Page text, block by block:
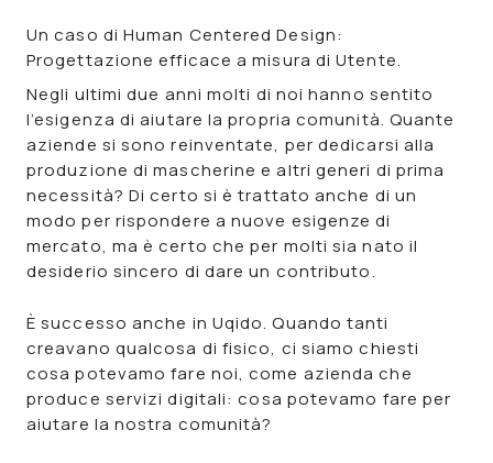
Un caso di Human Centered Design:
Progettazione efficace a misura di Utente.
Negli ultimi due anni molti di noi hanno sentito
l’esigenza di aiutare la propria comunità. Quante
aziende si sono reinventate, per dedicarsi alla
produzione di mascherine e altri generi di prima
necessità? Di certo si è trattato anche di un
modo per rispondere a nuove esigenze di
mercato, ma è certo che per molti sia nato il
desiderio sincero di dare un contributo.
Èsuccesso anche in Uqido. Quando tanti
creavano qualcosa di fisico, ci siamo chiesti
cosa potevamo fare noi, come azienda che
produce servizi digitali: cosa potevamo fare per
aiutare la nostra comunità?